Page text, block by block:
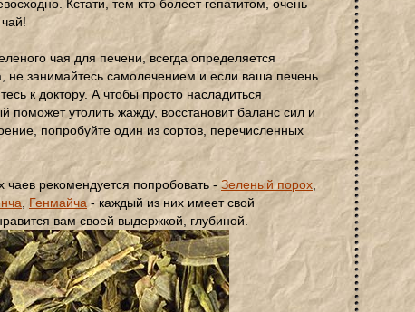
Кстати, тем кто болеет гепатитом, очень
чая для печени, всегда определяется
не занимайтесь самолечением и если ваша печень
к доктору. А чтобы просто насладиться
утолить жажду, восстановит баланс сил и
попробуйте один из сортов, перечисленных
рекомендуется попробовать - Зеленый порох
Генмайча - каждый из них имеет свой
вам своей выдержкой, глубиной.